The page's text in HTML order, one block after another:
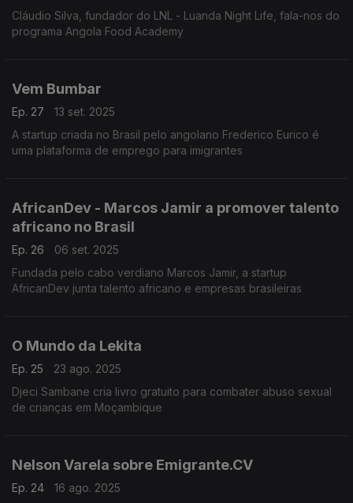
Cláudio Silva, fundador do LNL - Luanda Night Life, fala-nos do
programa Angola Food Academy
Vem Bumbar
Ep. 27
13 set. 2025
A startup criada no Brasil pelo angolano Frederico Eurico é
uma plataforma de emprego para imigrantes
AfricanDev - Marcos Jamir a promover talento
africano no Brasil
Ep. 26
06 set. 2025
Fundada pelo cabo verdiano Marcos Jamir, a startup
AfricanDev junta talento africano e empresas brasileiras
O Mundo da Lekita
Ep. 25
23 ago. 2025
Djeci Sambane cria livro gratuito para combater abuso sexual
de crianças em Moçambique
Nelson Varela sobre Emigrante.CV
Ep. 24
16 ago. 2025